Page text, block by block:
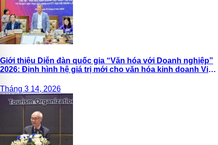
Giới thiệu Diễn đàn quốc gia “Văn hóa với Doanh nghiệp”
2026: Định hình hệ giá trị mới cho văn hóa kinh doanh Việt
Tháng 3 14, 2026